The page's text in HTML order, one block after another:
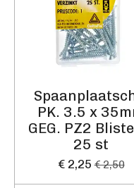
PK. 3.5 x
GEG. PZ2
25 st
€ 2,25 € 2,50